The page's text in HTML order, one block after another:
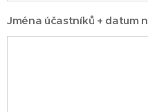
Jména účastníků + datum